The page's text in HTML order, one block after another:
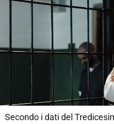
Secondo i dati del